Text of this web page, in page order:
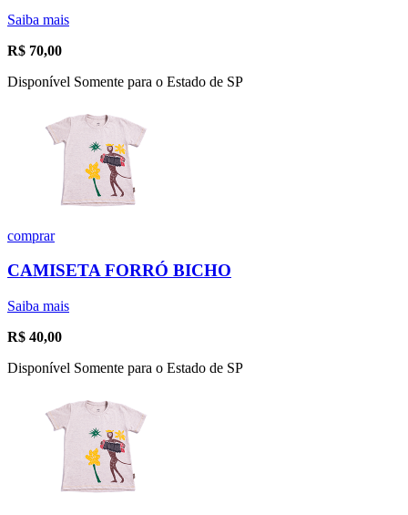
Saiba mais
R$ 70,00
Disponível Somente para o Estado de SP
comprar
CAMISETA FORRÓ BICHO
Saiba mais
R$ 40,00
Disponível Somente para o Estado de SP